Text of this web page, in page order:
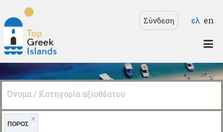
κυρίως περιεχόμενο
Top
Greek
Islands
Σύνδεση ελ en
Όνομα / Κατηγορία αξιοθέατου
×
ΠΟΡΟΣ